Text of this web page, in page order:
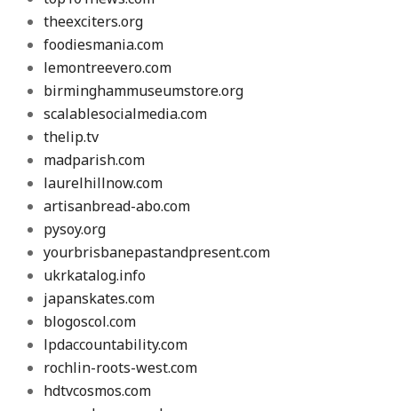
theexciters.org
foodiesmania.com
lemontreevero.com
birminghammuseumstore.org
scalablesocialmedia.com
thelip.tv
madparish.com
laurelhillnow.com
artisanbread-abo.com
pysoy.org
yourbrisbanepastandpresent.com
ukrkatalog.info
japanskates.com
blogoscol.com
lpdaccountability.com
rochlin-roots-west.com
hdtvcosmos.com